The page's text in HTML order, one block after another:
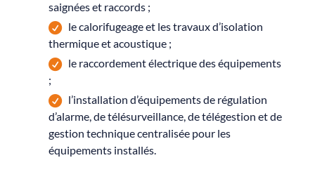
saignées et raccords ;
le calorifugeage et les travaux d’isolation
thermique et acoustique ;
le raccordement électrique des équipements
;
l’installation d’équipements de régulation
d’alarme, de télésurveillance, de télégestion et de
gestion technique centralisée pour les
équipements installés.